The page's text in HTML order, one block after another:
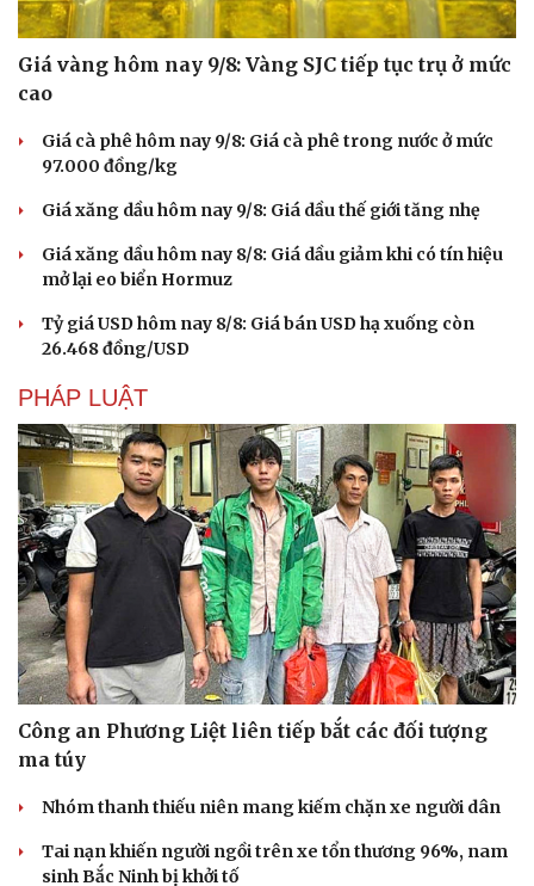
Cải chính
Giá vàng hôm nay 9/8: Vàng SJC tiếp tục trụ ở mức
cao
Giá cà phê hôm nay 9/8: Giá cà phê trong nước ở mức
97.000 đồng/kg
Giá xăng dầu hôm nay 9/8: Giá dầu thế giới tăng nhẹ
Giá xăng dầu hôm nay 8/8: Giá dầu giảm khi có tín hiệu
mở lại eo biển Hormuz
Tỷ giá USD hôm nay 8/8: Giá bán USD hạ xuống còn
26.468 đồng/USD
PHÁP LUẬT
Công an Phương Liệt liên tiếp bắt các đối tượng
ma túy
Nhóm thanh thiếu niên mang kiếm chặn xe người dân
Tai nạn khiến người ngồi trên xe tổn thương 96%, nam
sinh Bắc Ninh bị khởi tố